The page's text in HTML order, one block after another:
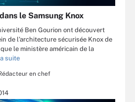
le Samsung Knox
Ben Gourion ont découvert
de l’architecture sécurisée Knox de
le ministère américain de la
suite
en chef